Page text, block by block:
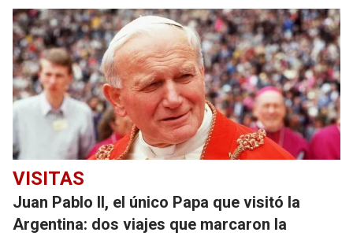
VISITAS
Juan Pablo II, el único Papa que visitó la
Argentina: dos viajes que marcaron la